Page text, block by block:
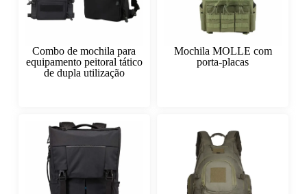
Combo de mochila para
equipamento peitoral tático
de dupla utilização
Mochila MOLLE com
porta-placas